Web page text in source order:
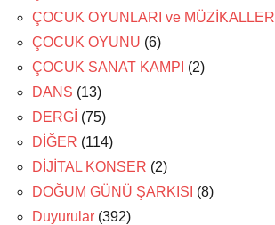
ÇOCUK OYUNLARI ve MÜZİKALLERİ
ÇOCUK OYUNU (6)
ÇOCUK SANAT KAMPI (2)
DANS (13)
DERGİ (75)
DİĞER (114)
DİJİTAL KONSER (2)
DOĞUM GÜNÜ ŞARKISI (8)
Duyurular (392)